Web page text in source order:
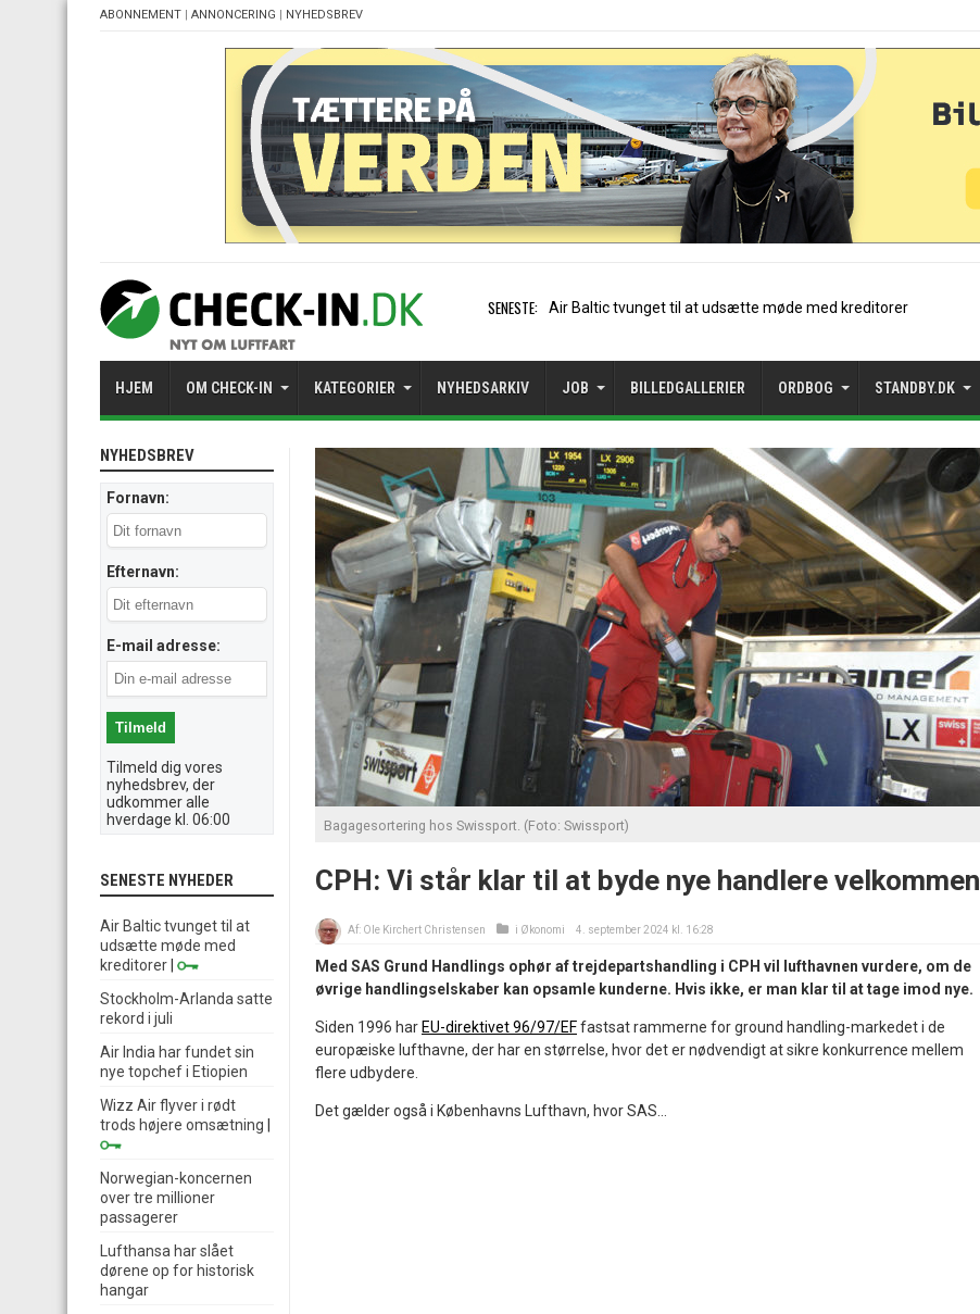
ABONNEMENT | ANNONCERING | NYHEDSBREV
SENESTE: Stockholm-Arlanda satte rek
HJEM OM CHECK-IN KATEGORIER NYHEDSARKIV JOB BILLEDGALLERIER ORDBOG STANDBY.DK
Bagagesortering hos Swissport. (Foto: Swissport)
CPH: Vi står klar til at byde nye handlere velkommen
Af: Ole Kirchert Christensen i Økonomi 4. september 2024 kl. 16:28
Med SAS Grund Handlings ophør af trejdepartshandling i CPH vil lufthavnen vurdere, om de
øvrige handlingselskaber kan opsamle kunderne. Hvis ikke, er man klar til at tage imod nye.
Siden 1996 har EU-direktivet 96/97/EFfastsat rammerne for ground handling-markedet i de
europæiske lufthavne, der har en størrelse, hvor det er nødvendigt at sikre konkurrence mellem
flere udbydere.
Det gælder også i Københavns Lufthavn, hvor SAS...
NYHEDSBREV
Fornavn:
Efternavn:
E-mail adresse:
Tilmeld dig vores
nyhedsbrev, der
udkommer alle
hverdage kl. 06:00
SENESTE NYHEDER
Air Baltic tvunget til at
udsætte møde med
kreditorer
Stockholm-Arlanda satte
rekord i juli
Air India har fundet sin
nye topchef i Etiopien
Wizz Air flyver i rødt
trods højere omsætning
Norwegian-koncernen
over tre millioner
passagerer
Lufthansa har slået
dørene op for historisk
hangar